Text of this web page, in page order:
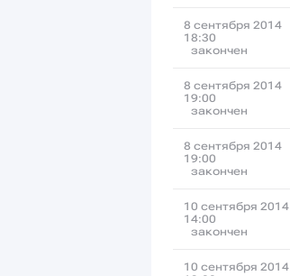
8 сентября 2014
18:30
закончен
8 сентября 2014
19:00
закончен
8 сентября 2014
19:00
закончен
10 сентября 2014
14:00
закончен
10 сентября 2014